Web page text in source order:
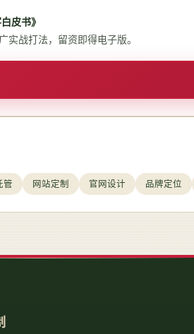
皮书》
实战打法，留资即得电子版。
管 网站定制 官网设计 品牌定位